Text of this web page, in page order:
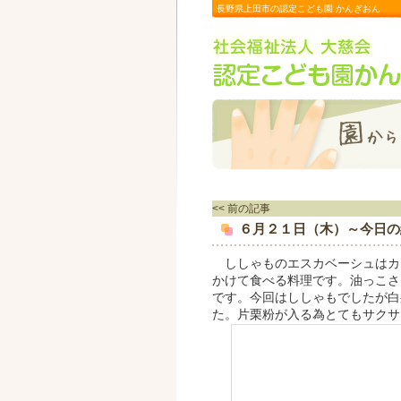
長野県上田市の認定こども園 かんぎおん
<< 前の記事
６月２１日（木）～今日
ししゃものエスカベーシュは
かけて食べる料理です。油っこ
です。今回はししゃもでしたが
た。片栗粉が入る為とてもサクサ